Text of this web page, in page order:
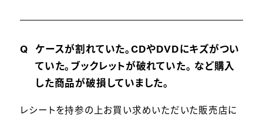
ケースが割れていた。CDやDVDにキズがつい
ていた。ブックレットが破れていた。 など購入
した商品が破損していました。
レシートを持参の上お買い求めいただいた販売店に